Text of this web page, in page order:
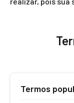
Termos